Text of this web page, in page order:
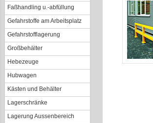
Faßhandling u.-abfüllung
Gefahrstoffe am Arbeitsplatz
Gefahrstofflagerung
Großbehälter
Hebezeuge
Hubwagen
Kästen und Behälter
Lagerschränke
Lagerung Aussenbereich